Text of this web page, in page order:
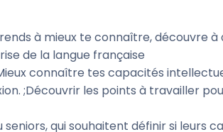
à mieux te connaître, découvre à
de la langue française
connaître tes capacités
;Découvrir les points à travailler
seniors, qui souhaitent définir si